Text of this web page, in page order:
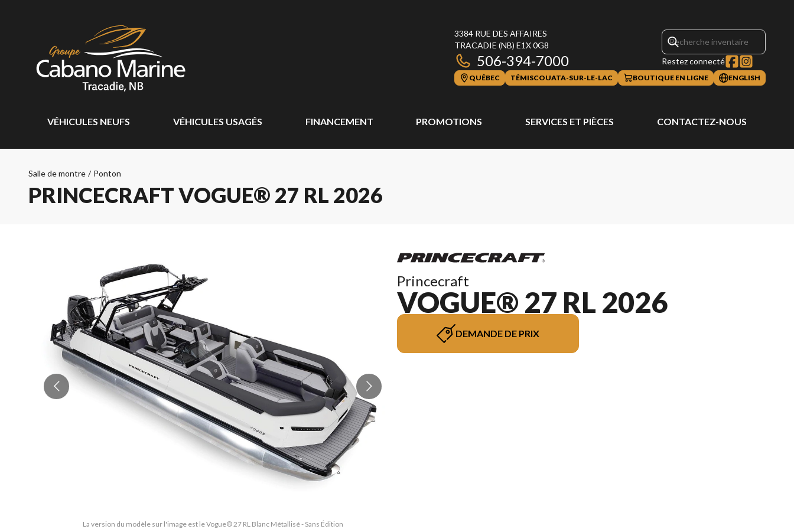
3384 RUE DES AFFAIRES
TRACADIE (NB) E1X 0G8
506-394-7000 Restez connecté
QUÉBEC TÉMISCOUATA-SUR-LE-LAC BOUTIQUE EN LIGNE ENGLISH
VÉHICULES NEUFS VÉHICULES USAGÉS FINANCEMENT PROMOTIONS SERVICES ET PIÈCES CONTACTEZ-NOUS
Salle de montre / Ponton
PRINCECRAFT VOGUE® 27 RL 2026
La version du modèle sur l'image est le Vogue® 27 RL Blanc Métallisé - Sans Édition
Princecraft
VOGUE® 27 RL 2026
DEMANDE DE PRIX